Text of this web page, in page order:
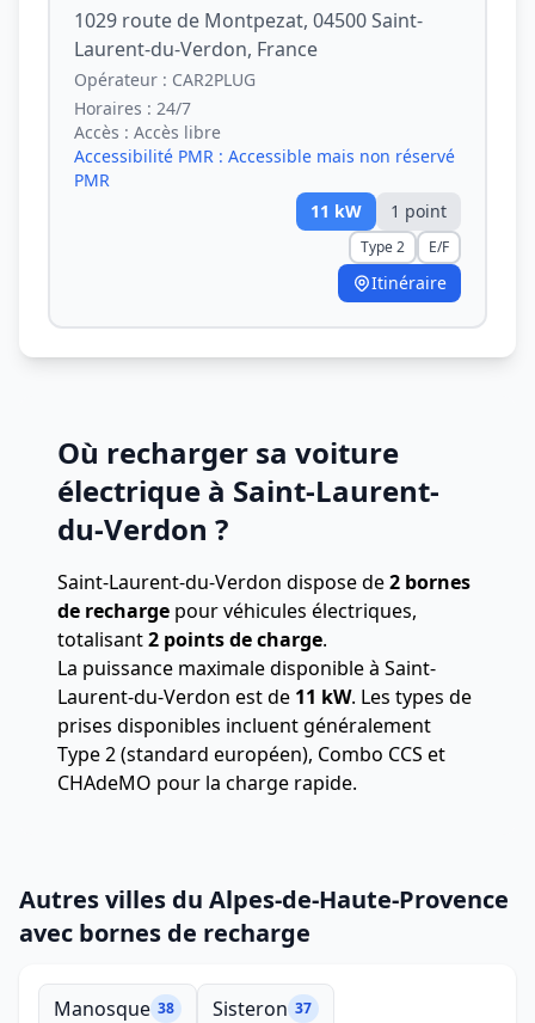
1029 route de Montpezat, 04500 Saint-
Laurent-du-Verdon, France
Opérateur : CAR2PLUG
Horaires : 24/7
Accès : Accès libre
Accessibilité PMR : Accessible mais non réservé
PMR
11 kW 1 point
Type 2 E/F
Itinéraire
Où recharger sa voiture
électrique à Saint-Laurent-
du-Verdon ?
Saint-Laurent-du-Verdon dispose de2 bornes
de recharge pour véhicules électriques,
totalisant2 points de charge.
La puissance maximale disponible à Saint-
Laurent-du-Verdon est de 11 kW. Les types de
prises disponibles incluent généralement
Type 2 (standard européen), Combo CCS et
CHAdeMO pour la charge rapide.
Autres villes du Alpes-de-Haute-Provence
avec bornes de recharge
Manosque 38 Sisteron 37